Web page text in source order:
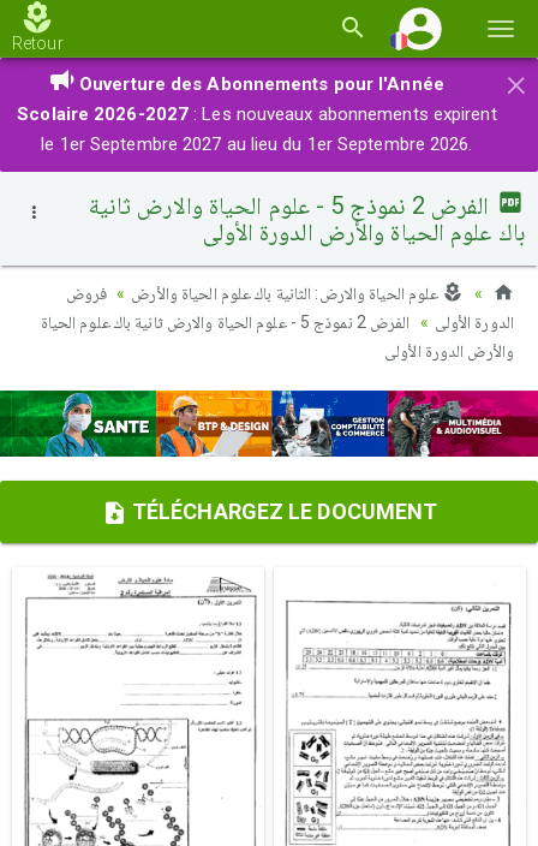
la
Retour
×
Ouverture des Abonnements pour l'Année
Scolaire 2026-2027 : Les nouveaux abonnements expirent
le 1er Septembre 2027 au lieu du 1er Septembre 2026.
الفرض 2 نموذج 5 - علوم الحياة والارض ثانية
باك علوم الحياة والأرض الدورة الأولى
علوم الحياة والارض: الثانية باك علوم الحياة والأرض
فروض
الدورة الأولى
الفرض 2 نموذج 5 - علوم الحياة والارض ثانية باك علوم الحياة
والأرض الدورة الأولى
TÉLÉCHARGEZ LE DOCUMENT